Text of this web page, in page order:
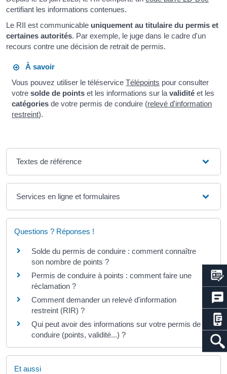
certifiant les informations contenues.
Le RII est communicable uniquement au titulaire du permis et
certaines autorités. Par exemple, le juge dans le cadre d'un
recours contre une décision de retrait de permis.
À savoir
Vous pouvez utiliser le téléserviceTélépoints pour consulter
votresolde de points et les informations sur lavalidité et les
catégories de votre permis de conduire (relevé d'information
restreint).
Textes de référence
Services en ligne et formulaires
Questions ? Réponses !
Solde du permis de conduire : comment connaître
son nombre de points ?
Permis de conduire à points : comment faire une
réclamation ?
Comment demander un relevé d'information
restreint (RIR) ?
Qui peut avoir des informations sur votre permis de
conduire (points, validité...) ?
Et aussi